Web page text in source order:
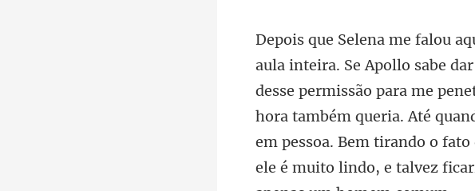
permissão para me
hora também queria. Até
em pessoa. Bem t